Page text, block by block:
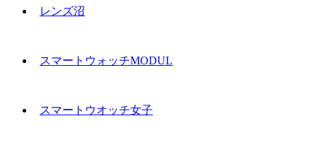
レンズ沼
スマートウォッチMODUL
スマートウオッチ女子